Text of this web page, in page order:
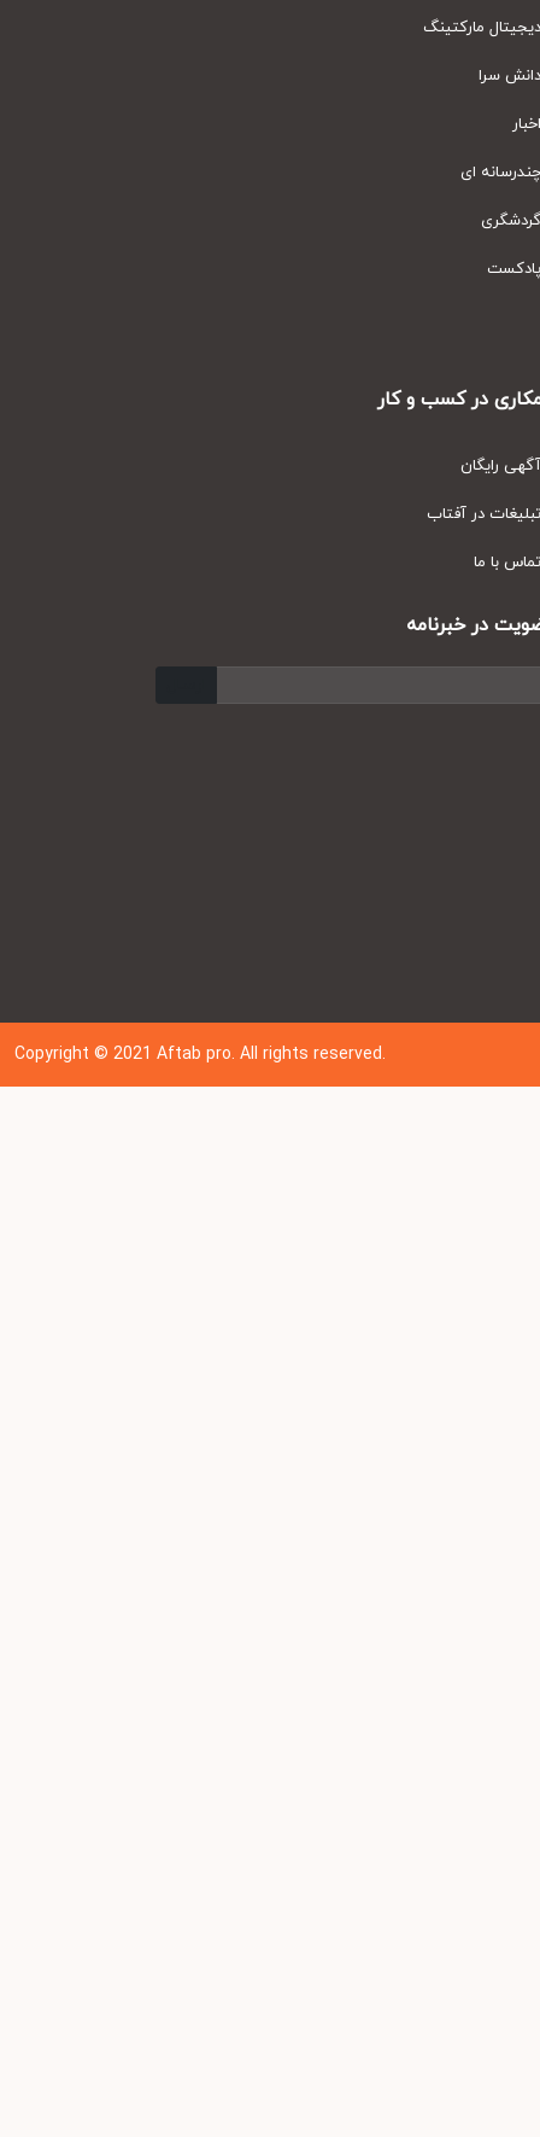
مارکتینگ
سرا
ای
در کسب و کار
رایگان
در آفتاب
با ما
در خبرنامه
Copyright © 202 1Aftab pro. All rights reserved.